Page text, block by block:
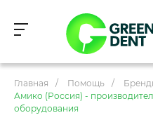
Главная / Помощь /
Амико (Россия) -
оборудования